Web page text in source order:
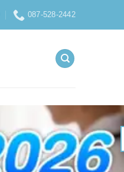
087-528-2442